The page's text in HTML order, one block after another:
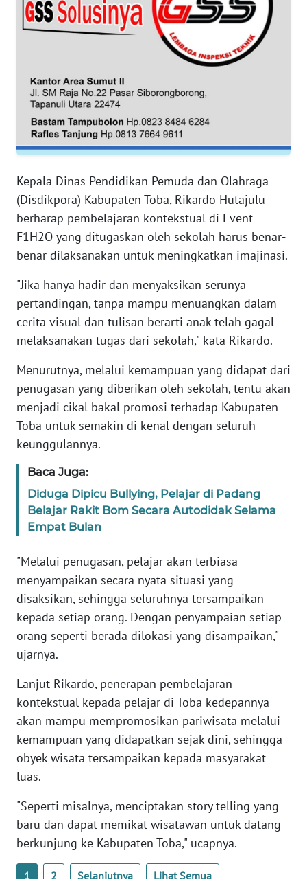
Kepala Dinas Pendidikan Pemuda dan Olahraga
(Disdikpora) Kabupaten Toba, Rikardo Hutajulu
berharap pembelajaran kontekstual di Event
F1H2O yang ditugaskan oleh sekolah harus benar-
benar dilaksanakan untuk meningkatkan imajinasi.
"Jika hanya hadir dan menyaksikan serunya
pertandingan, tanpa mampu menuangkan dalam
cerita visual dan tulisan berarti anak telah gagal
melaksanakan tugas dari sekolah," kata Rikardo.
Menurutnya, melalui kemampuan yang didapat dari
penugasan yang diberikan oleh sekolah, tentu akan
menjadi cikal bakal promosi terhadap Kabupaten
Toba untuk semakin di kenal dengan seluruh
keunggulannya.
Baca Juga:
Diduga Dipicu Bullying, Pelajar di Padang
Belajar Rakit Bom Secara Autodidak Selama
Empat Bulan
"Melalui penugasan, pelajar akan terbiasa
menyampaikan secara nyata situasi yang
disaksikan, sehingga seluruhnya tersampaikan
kepada setiap orang. Dengan penyampaian setiap
orang seperti berada dilokasi yang disampaikan,"
ujarnya.
Lanjut Rikardo, penerapan pembelajaran
kontekstual kepada pelajar di Toba kedepannya
akan mampu mempromosikan pariwisata melalui
kemampuan yang didapatkan sejak dini, sehingga
obyek wisata tersampaikan kepada masyarakat
luas.
"Seperti misalnya, menciptakan story telling yang
baru dan dapat memikat wisatawan untuk datang
berkunjung ke Kabupaten Toba," ucapnya.
1 2 Selanjutnya Lihat Semua
WN
WN
KEPRI
WN
PAPUA
WN
PAPUA
BARAT
RIAU
SERAMBI
WN
WN
SULTRA
WN
NTB
WN
SULTENG
SULBAR
WN
BABEL
WN
WN
SUMSEL
WN
BENGKULU
WN
LAMPUNG
JATENG